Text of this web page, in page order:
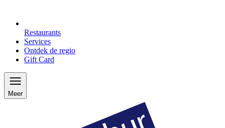
Restaurants
Services
Ontdek de regio
Gift Card
Meer